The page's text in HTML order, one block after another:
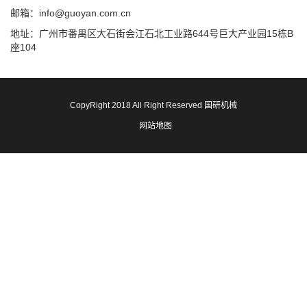
邮箱：info@guoyan.com.cn
地址：广州市番禺区大石街会江石北工业路644号巨大产业园15栋B
座104
CopyRight 2018 All Right Reserved 国研机械
网站地图